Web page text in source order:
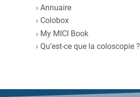
Annuaire
Colobox
My MICI Book
Qu’est-ce que la coloscopie ?